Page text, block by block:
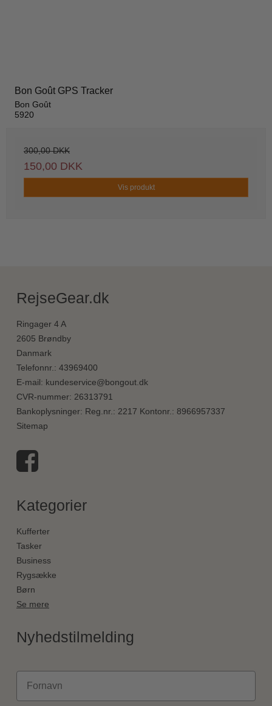
Bon Goût GPS Tracker
Bon Goût
5920
300,00 DKK
150,00 DKK
Vis produkt
RejseGear.dk
Ringager 4 A
2605 Brøndby
Danmark
Telefonnr. : 43969400
E-mail: kundeservice@bongout.dk
CVR-nummer: 26313791
Bankoplysninger: Reg.nr.: 2217 Kontonr.: 8966957337
Sitemap
Kategorier
Kufferter
Tasker
Business
Rygsække
Børn
Se mere
Nyhedstilmelding
Fornavn